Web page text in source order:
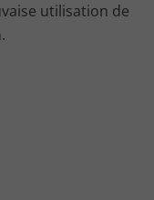
utilisation de